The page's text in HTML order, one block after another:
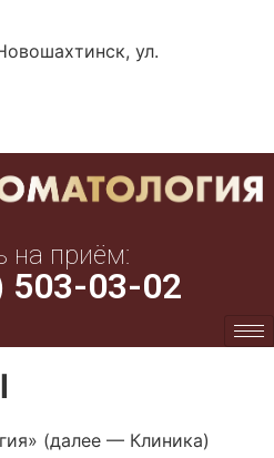
ул.
на приём:
503-03-02
(далее — Клиника)